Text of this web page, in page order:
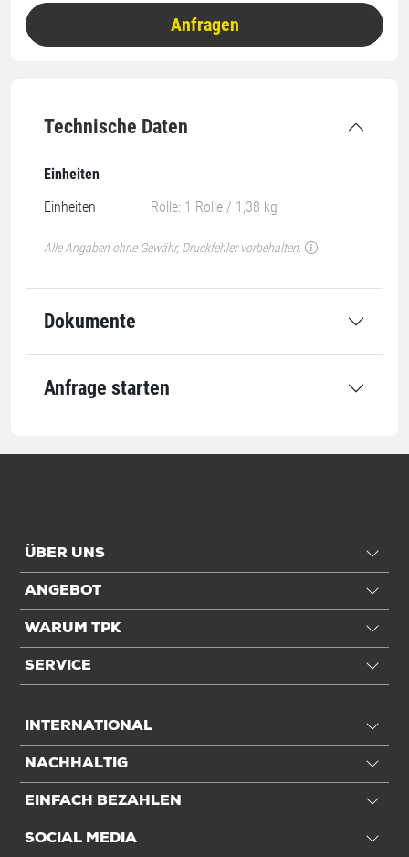
Technische Daten
Einheiten
Einheiten
Rolle: 1 Rolle / 1,38 kg
Alle Angaben ohne Gewähr, Druckfehler vorbehalten.
Dokumente
Anfrage starten
Anfragen
ÜBER UNS
ANGEBOT
WARUM TPK
SERVICE
INTERNATIONAL
NACHHALTIG
EINFACH BEZAHLEN
SOCIAL MEDIA